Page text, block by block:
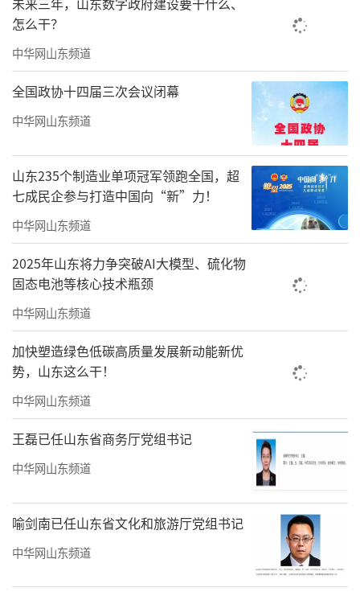
德州市教科院副院长刘刚表示，希望“AI
创未来”工作室把“让每个孩子感知AI”的初心
落实到每一堂课、每一次实践中，通过真实情
境中的小项目、小探索，让AI真正成为培养学生
创新思维的工具。市教科院也会关注工作室的
发展，在课程研发、师资培训等方面给予全力
支持，助力工作室从“校域实践”成长为“区
域示范”。
（记者/贺莹莹
，来源 ：大众新闻·大众日
报）
责任编辑：徐德扬
怎么干？
中华网山东频道
全国政协十四届三次会议闭幕
中华网山东频道
山东235个制造业单项冠军领跑全国，超
七成民企参与打造中国向“新”力！
中华网山东频道
2025年山东将力争突破AI大模型、硫化物
固态电池等核心技术瓶颈
中华网山东频道
加快塑造绿色低碳高质量发展新动能新优
势，山东这么干！
中华网山东频道
王磊已任山东省商务厅党组书记
中华网山东频道
喻剑南已任山东省文化和旅游厅党组书记
中华网山东频道